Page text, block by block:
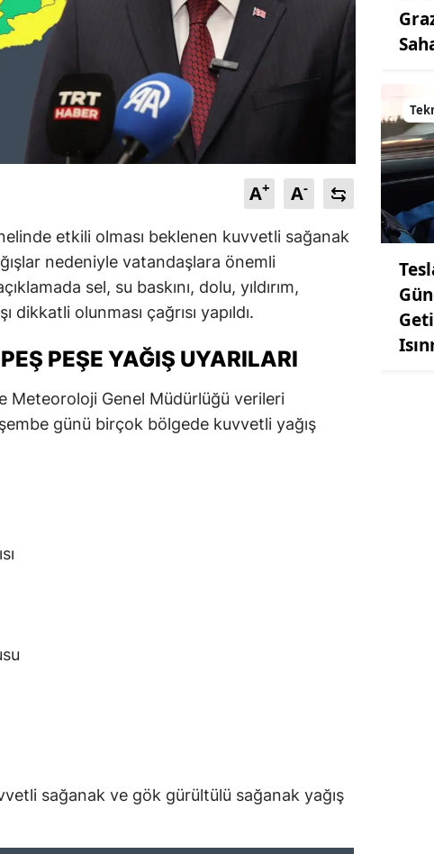
A+ A-
etkili olması beklenen kuvvetli sağanak
nedeniyle vatandaşlara önemli
sel, su baskını, dolu, yıldırım,
dikkatli olunması çağrısı yapıldı.
PEŞE YAĞIŞ UYARILARI
Meteoroloji Genel Müdürlüğü verileri
günü birçok bölgede kuvvetli yağış
sağanak ve gök gürültülü sağanak yağış